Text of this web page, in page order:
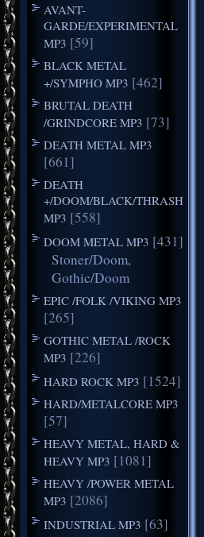
AVANT-
GARDE/EXPERIMENTAL
MP3 [59]
BLACK METAL
+/SYMPHO MP3 [462]
BRUTAL DEATH
/GRINDCORE MP3 [73]
DEATH METAL MP3
[661]
DEATH
+/DOOM/BLACK/THRASH
MP3 [558]
DOOM METAL MP3 [431]
Stoner/Doom,
Gothic/Doom
EPIC /FOLK /VIKING MP3
[265]
GOTHIC METAL /ROCK
MP3 [226]
HARD ROCK MP3 [1524]
HARD/METALCORE MP3
[57]
HEAVY METAL, HARD &
HEAVY MP3 [1081]
HEAVY /POWER METAL
MP3 [2086]
INDUSTRIAL MP3 [63]